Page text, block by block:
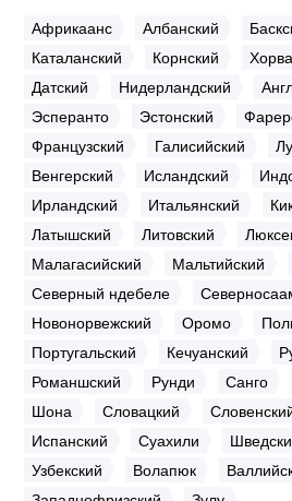
Африкаанс Албанский
Каталанский
Корнский
Датский
Нидерландский
Эсперанто
Эстонский
Французский
Галисийский
Венгерский
Исландский
Ирландский
Итальянский
Латышский
Литовский
Малагасийский
Мальтийский
Северный ндебеле
Новонорвежский
Оромо
Португальский
Кечуанский
Романшский
Рунди Санго
Шона
Словацкий
Испанский
Суахили
Узбекский
Волапюк